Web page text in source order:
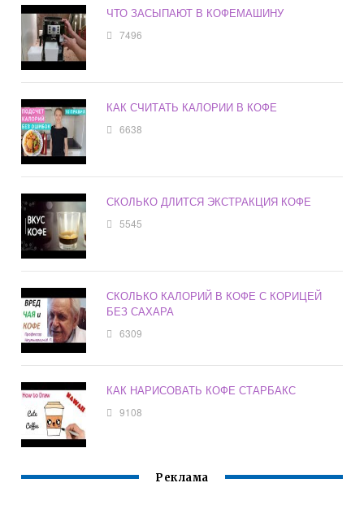
ЧТО ЗАСЫПАЮТ В КОФЕМАШИНУ
7496
КАК СЧИТАТЬ КАЛОРИИ В КОФЕ
6638
СКОЛЬКО ДЛИТСЯ ЭКСТРАКЦИЯ КОФЕ
5545
СКОЛЬКО КАЛОРИЙ В КОФЕ С КОРИЦЕЙ
БЕЗ САХАРА
6309
КАК НАРИСОВАТЬ КОФЕ СТАРБАКС
9108
Реклама